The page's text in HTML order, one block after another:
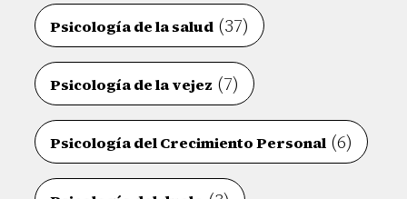
Psicología de la salud (37)
Psicología de la vejez (7)
Psicología del Crecimiento Personal (6)